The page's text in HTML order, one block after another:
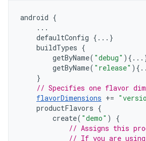
android {
...
defaultConfig {...}
buildTypes {
getByName( "debug"
getByName( "release"
}
// Specifies one flavor
flavorDimensions +=
productFlavors {
create( "demo" )
{
// Assigns this
// If you are